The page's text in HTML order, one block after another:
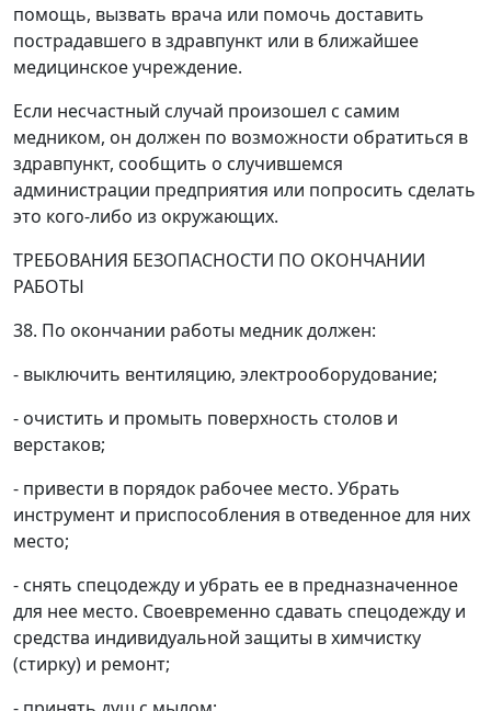
помощь, вызвать врача или помочь доставить
пострадавшего в здравпункт или в ближайшее
медицинское учреждение.
Если несчастный случай произошел с самим
медником, он должен по возможности обратиться в
здравпункт, сообщить о случившемся
администрации предприятия или попросить сделать
это кого-либо из окружающих.
ТРЕБОВАНИЯ БЕЗОПАСНОСТИ ПО ОКОНЧАНИИ
РАБОТЫ
38. По окончании работы медник должен:
- выключить вентиляцию, электрооборудование;
- очистить и промыть поверхность столов и
верстаков;
- привести в порядок рабочее место. Убрать
инструмент и приспособления в отведенное для них
место;
- снять спецодежду и убрать ее в предназначенное
для нее место. Своевременно сдавать спецодежду и
средства индивидуальной защиты в химчистку
(стирку) и ремонт;